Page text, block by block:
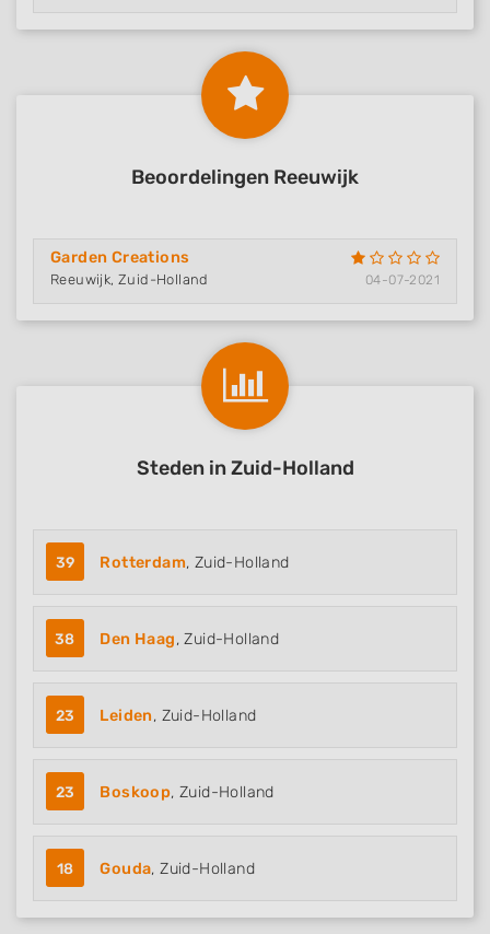
Beoordelingen Reeuwijk
Garden Creations
Reeuwijk, Zuid-Holland 04-07-2021
Steden in Zuid-Holland
39 Rotterdam, Zuid-Holland
38 Den Haag, Zuid-Holland
23 Leiden, Zuid-Holland
23 Boskoop, Zuid-Holland
18 Gouda, Zuid-Holland